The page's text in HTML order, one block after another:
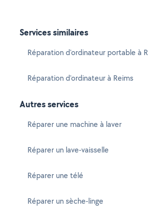
Services similaires
Réparation d'ordinateur portable à
Réparation d'ordinateur à Reims
Autres services
Réparer une machine à laver
Réparer un lave-vaisselle
Réparer une télé
Réparer un sèche-linge